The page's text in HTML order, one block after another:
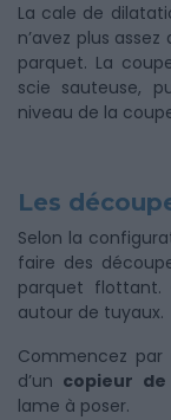
La cale de
n’avez plus
parquet. La
scie sauteuse,
niveau de la
Les
Selon la
faire des
parquet flottant.
autour de tuyaux.
Commencez par
d’un copieur
lame à poser.